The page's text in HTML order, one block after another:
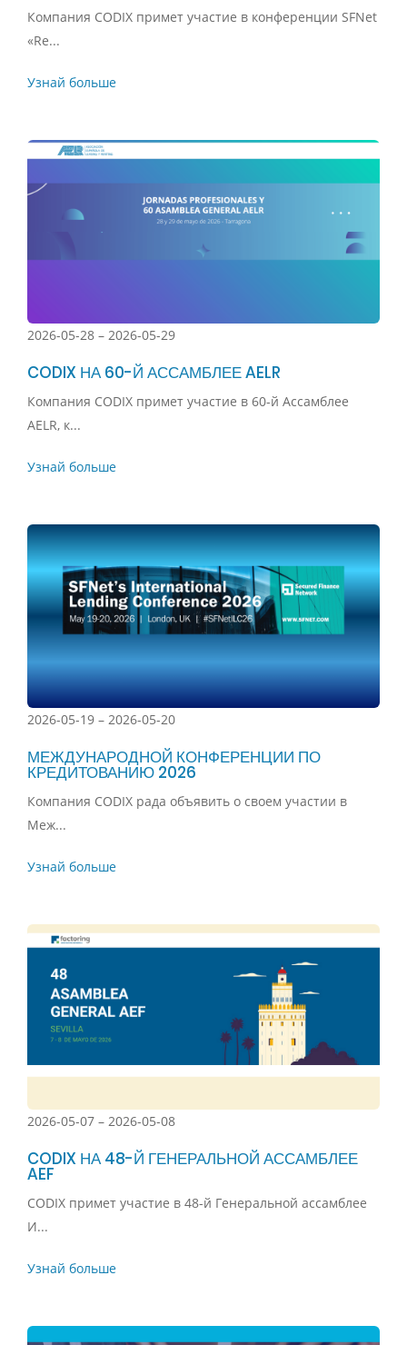
Компания CODIX примет участие в конференции SFNet
«Re...
Узнай больше
2026-05-28 – 2026-05-29
CODIX НА 60-Й АССАМБЛЕЕ AELR
Компания CODIX примет участие в 60-й Ассамблее
AELR, к...
Узнай больше
2026-05-19 – 2026-05-20
МЕЖДУНАРОДНОЙ КОНФЕРЕНЦИИ ПО
КРЕДИТОВАНИЮ 2026
Компания CODIX рада объявить о своем участии в
Меж...
Узнай больше
2026-05-07 – 2026-05-08
CODIX НА 48-Й ГЕНЕРАЛЬНОЙ АССАМБЛЕЕ
AEF
CODIX примет участие в 48-й Генеральной ассамблее
И...
Узнай больше